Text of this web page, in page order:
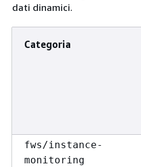
dati dinamici.
Categoria
fws/instance-
monitoring